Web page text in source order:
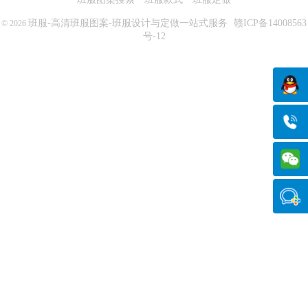
© 2026 班服-高清班服图案-班服设计与定做一站式服务
赣ICP备14008563
号-12